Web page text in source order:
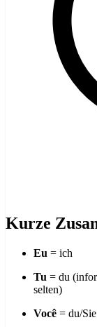
Kurze
Eu = ich
Tu = du
selten)
Você = du/